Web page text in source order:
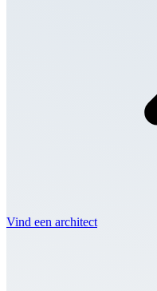
Vind een architect